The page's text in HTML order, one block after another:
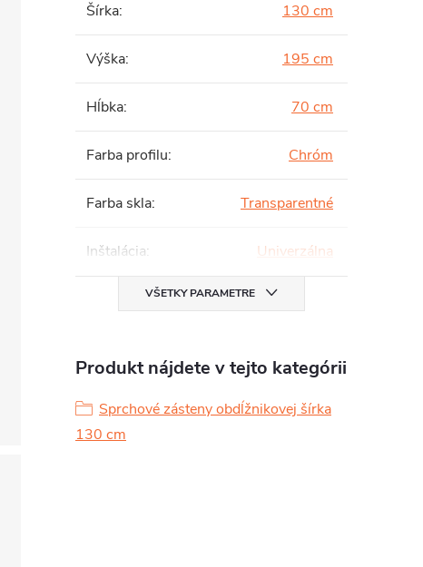
Šírka: 130 cm
Výška: 195 cm
Hĺbka: 70 cm
Farba profilu: Chróm
Farba skla: Transparentné
Inštalácia: Univerzálna
VŠETKY PARAMETRE
Produkt nájdete v tejto kategórii
Sprchové zásteny obdĺžnikovej šírka
130 cm